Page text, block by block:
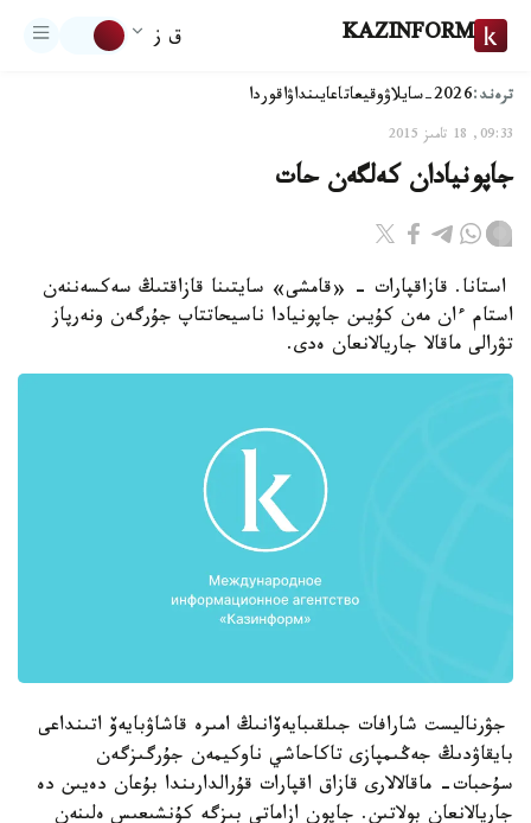
KAZINFORM ق ز
ترەند:2026-سايلاۋ وقيعاتاعايىنداۋاقوردا
09:33, 18 تامىز 2015
جاپونيادان كەلگەن حات
استانا. قازاقپارات - «قامشى» سايتىنا قازاقتىڭ سەكسەننەن
استام ءان مەن كۇيىن جاپونيادا ناسيحاتتاپ جۇرگەن ونەرپاز
تۋرالى ماقالا جاريالانعان ەدى.
جۋرناليست شارافات جىلقىبايەۆانىڭ امىرە قاشاۋبايەۆ اتىنداعى
بايقاۋدىڭ جەڭىمپازى تاكاحاشي ناوكيمەن جۇرگىزگەن
سۇحبات- ماقالالارى قازاق اقپارات قۇرالدارىندا بۇعان دەيىن دە
جاريالانعان بولاتىن. جاپون ازاماتى بىزگە كۇنشىعىس ەلىنەن